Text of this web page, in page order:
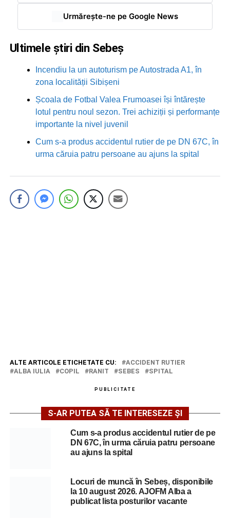
Urmărește-ne pe Google News
Ultimele știri din Sebeș
Incendiu la un autoturism pe Autostrada A1, în
zona localității Sibișeni
Școala de Fotbal Valea Frumoasei își întărește
lotul pentru noul sezon. Trei achiziții și performanțe
importante la nivel juvenil
Cum s-a produs accidentul rutier de pe DN 67C, în
urma căruia patru persoane au ajuns la spital
ALTE ARTICOLE ETICHETATE CU:
ACCIDENT RUTIER
ALBA IULIA
COPIL RANIT SEBES SPITAL
PUBLICITATE
S-AR PUTEA SĂ TE INTERESEZE ȘI
Cum s-a produs accidentul rutier de pe
DN 67C, în urma căruia patru persoane
au ajuns la spital
Locuri de muncă în Sebeș, disponibile
la 10 august 2026. AJOFM Alba a
publicat lista posturilor vacante